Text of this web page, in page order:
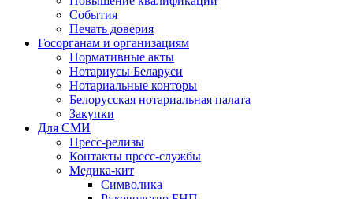
События
Печать доверия
Госорганам и организациям
Нормативные акты
Нотариусы Беларуси
Нотариальные конторы
Белорусская нотариальная палата
Закупки
Для СМИ
Пресс-релизы
Контакты пресс-службы
Медика-кит
Символика